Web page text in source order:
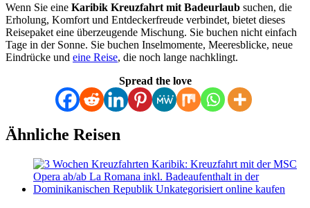
Wenn Sie eine Karibik Kreuzfahrt mit Badeurlaub suchen, die
Erholung, Komfort und Entdeckerfreude verbindet, bietet dieses
Reisepaket eine überzeugende Mischung. Sie buchen nicht einfach
Tage in der Sonne. Sie buchen Inselmomente, Meeresblicke, neue
Eindrücke und eine Reise, die noch lange nachklingt.
Spread the love
Ähnliche Reisen